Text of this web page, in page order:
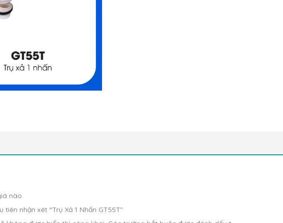
nào.
tiên nhận xét “Trụ Xả 1 Nhấn GT55T”